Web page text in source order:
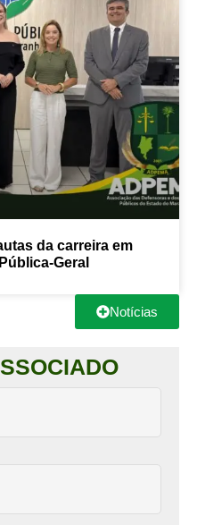
da carreira em
Geral
Notícias